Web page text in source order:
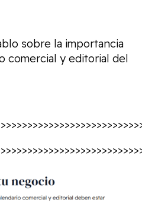
sobre la importancia
comercial y editorial del